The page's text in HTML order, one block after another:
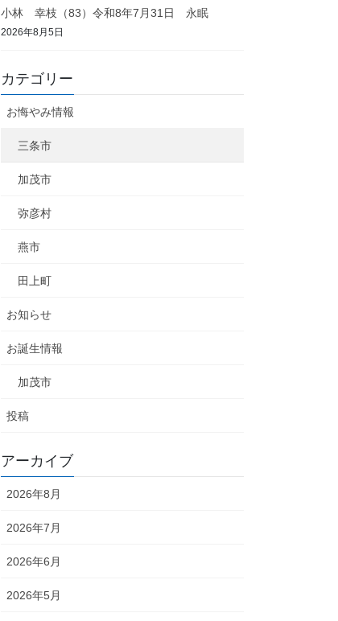
小林 幸枝（83）令和8年7月31日 永眠
2026年8月5日
カテゴリー
お悔やみ情報
三条市
加茂市
弥彦村
燕市
田上町
お知らせ
お誕生情報
加茂市
投稿
アーカイブ
2026年8月
2026年7月
2026年6月
2026年5月